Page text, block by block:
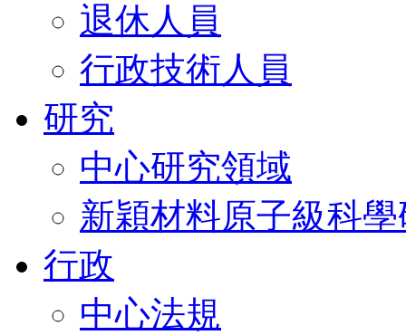
退休人員
行政技術人員
研究
中心研究領域
新穎材料原子級科
行政
中心法規